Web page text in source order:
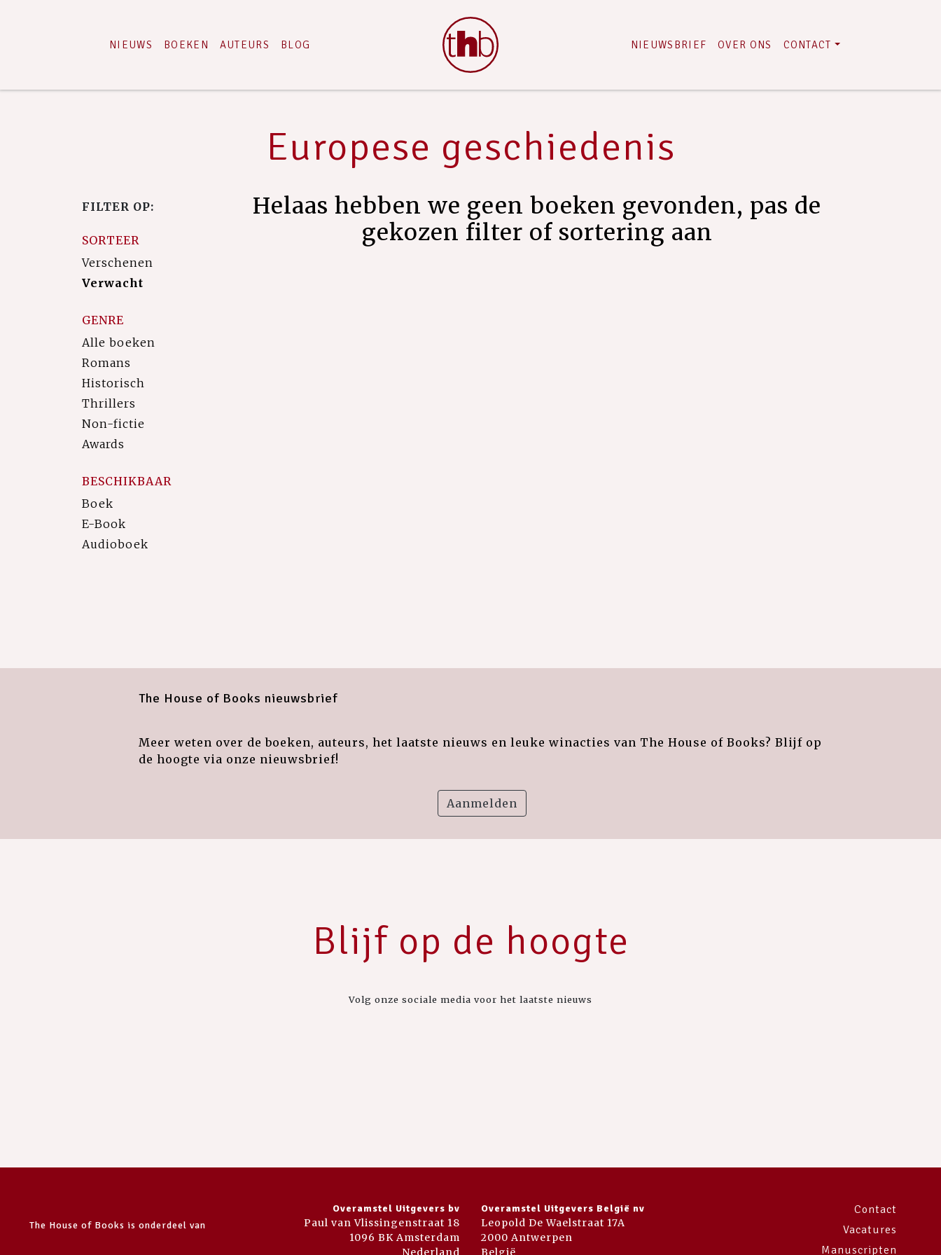
NIEUWS BOEKEN AUTEURS BLOG NIEUWSBRIEF OVER ONS CONTACT
Europese geschiedenis
FILTER OP:
SORTEER
Verschenen
Verwacht
GENRE
Alle boeken
Romans
Historisch
Thrillers
Non-fictie
Awards
BESCHIKBAAR
Boek
E-Book
Audioboek
Helaas hebben we geen boeken gevonden, pas de
gekozen filter of sortering aan
The House of Books nieuwsbrief
Meer weten over de boeken, auteurs, het laatste nieuws en leuke winacties van The House of Books? Blijf op
de hoogte via onze nieuwsbrief!
Aanmelden
Blijf op de hoogte
Volg onze sociale media voor het laatste nieuws
The House of Books is onderdeel van
Overamstel Uitgevers bv
Paul van Vlissingenstraat 18
1096 BK Amsterdam
Nederland
Overamstel Uitgevers België nv
Leopold De Waelstraat 17A
2000 Antwerpen
België
Contact
Vacatures
Manuscripten